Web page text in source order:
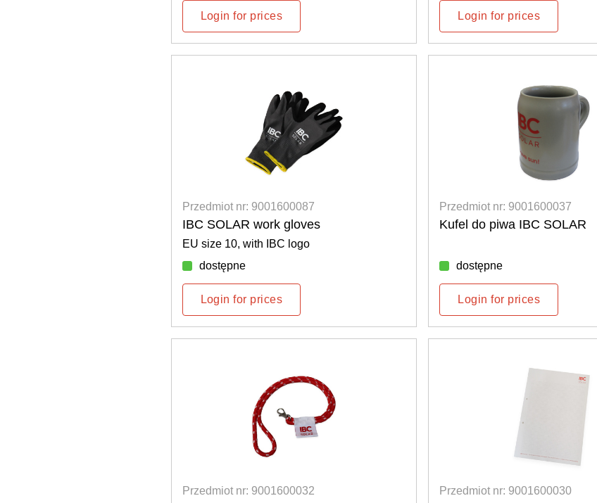
Login for prices Login for prices
Przedmiot nr: 9001600087
IBC SOLAR work gloves
EU size 10, with IBC logo
dostępne
Login for prices
Przedmiot nr: 9001600037
Kufel do piwa IBC SOLAR
dostępne
Login for prices
Przedmiot nr: 9001600032 Przedmiot nr: 9001600030